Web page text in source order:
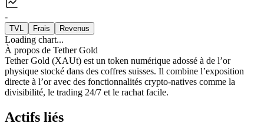
-
TVL Frais Revenus
Loading chart...
À propos de Tether Gold
Tether Gold (XAUt) est un token numérique adossé à de l’or
physique stocké dans des coffres suisses. Il combine l’exposition
directe à l’or avec des fonctionnalités crypto-natives comme la
divisibilité, le trading 24/7 et le rachat facile.
Actifs liés